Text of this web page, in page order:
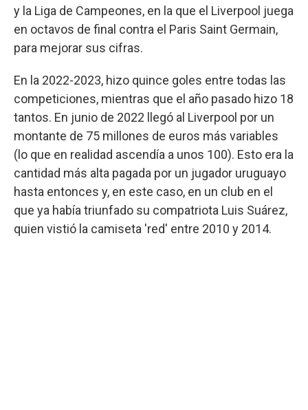
y la Liga de Campeones, en la que el Liverpool juega
en octavos de final contra el Paris Saint Germain,
para mejorar sus cifras.
En la 2022-2023, hizo quince goles entre todas las
competiciones, mientras que el año pasado hizo 18
tantos. En junio de 2022 llegó al Liverpool por un
montante de 75 millones de euros más variables
(lo que en realidad ascendía a unos 100). Esto era la
cantidad más alta pagada por un jugador uruguayo
hasta entonces y, en este caso, en un club en el
que ya había triunfado su compatriota Luis Suárez,
quien vistió la camiseta 'red' entre 2010 y 2014.